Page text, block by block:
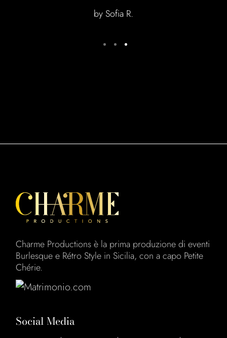
by Sofia R.
Charme Productions è la prima produzione di eventi
Burlesque e Rétro Style in Sicilia, con a capo Petite
Chérie.
Social Media